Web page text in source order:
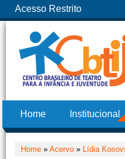
Acesso Restrito
Home Institucional
Home » Acervo » Lídia